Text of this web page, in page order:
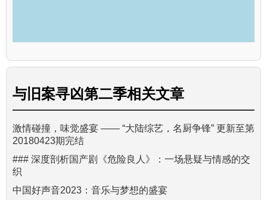
与 旧案寻凶第二季相关文章
激情碰撞，味觉盛宴 —— “大陆综艺，名厨争锋” 更新至第
20180423期完结
### 深度剖析国产剧《危险良人》：一场悬疑与情感的交
织
中国好声音2023：音乐与梦想的盛宴